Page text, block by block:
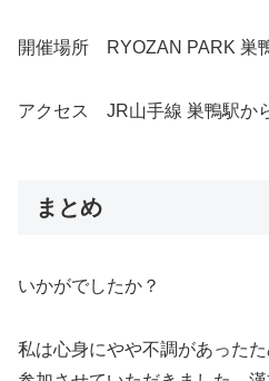
開催場所 RYOZAN PARK 巣
アクセス JR山手線 巣鴨駅か
まとめ
いかがでしたか？
私は心身にやや不調があった